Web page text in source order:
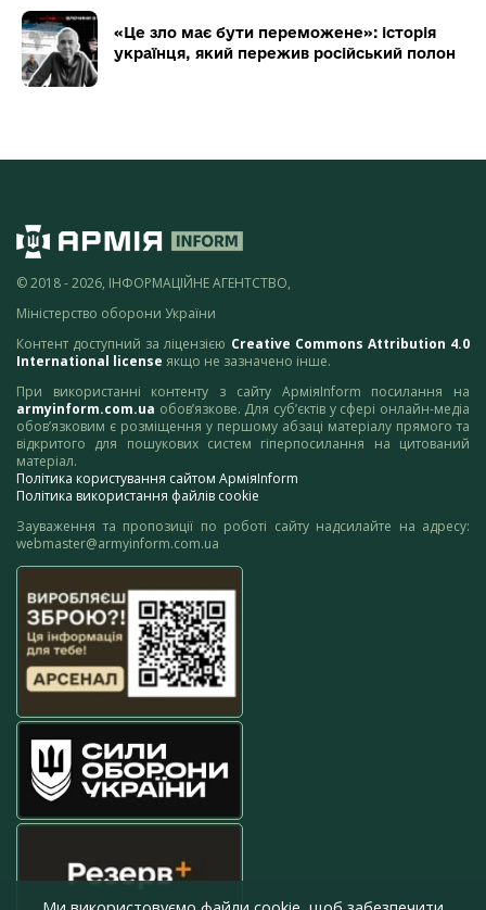
«Це зло має бути переможене»: історія
українця, який пережив російський полон
© 2018 - 2026, ІНФОРМАЦІЙНЕ АГЕНТСТВО,
Міністерство оборони України
Контент доступний за ліцензією Creative Commons Attribution 4.0
International license якщо не зазначено інше.
При використанні контенту з сайту АрміяInform посилання на
armyinform.com.ua обов’язкове. Для суб’єктів у сфері онлайн-медіа
обов’язковим є розміщення у першому абзаці матеріалу прямого та
відкритого для пошукових систем гіперпосилання на цитований
матеріал.
Політика користування сайтом АрміяInform
Політика використання файлів cookie
Зауваження та пропозиції по роботі сайту надсилайте на адресу:
webmaster@armyinform.com.ua